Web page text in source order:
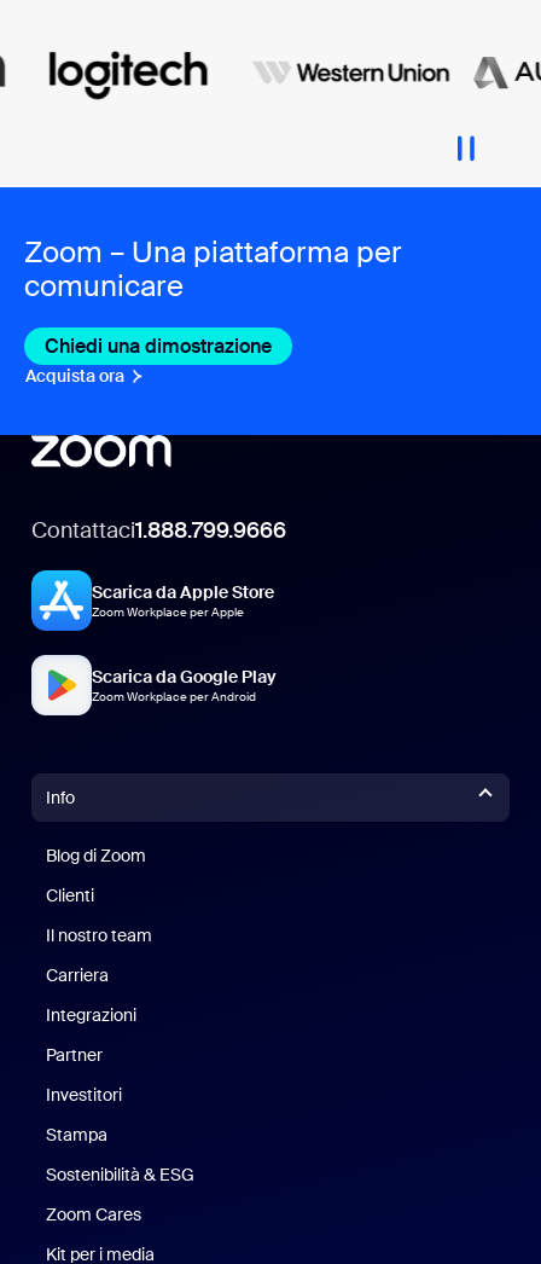
Zoom – Una piattaforma per
comunicare
Chiedi una dimostrazione
Acquista ora
Contattaci1.888.799.9666
Scarica da Apple Store
Zoom Workplace per Apple
Scarica da Google Play
Zoom Workplace per Android
Info
Blog di Zoom
Clienti
Il nostro team
Carriera
Integrazioni
Partner
Investitori
Stampa
Sostenibilità & ESG
Zoom Cares
Kit per i media